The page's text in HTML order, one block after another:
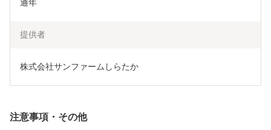
通年
提供者
株式会社サンファームしらたか
注意事項・その他